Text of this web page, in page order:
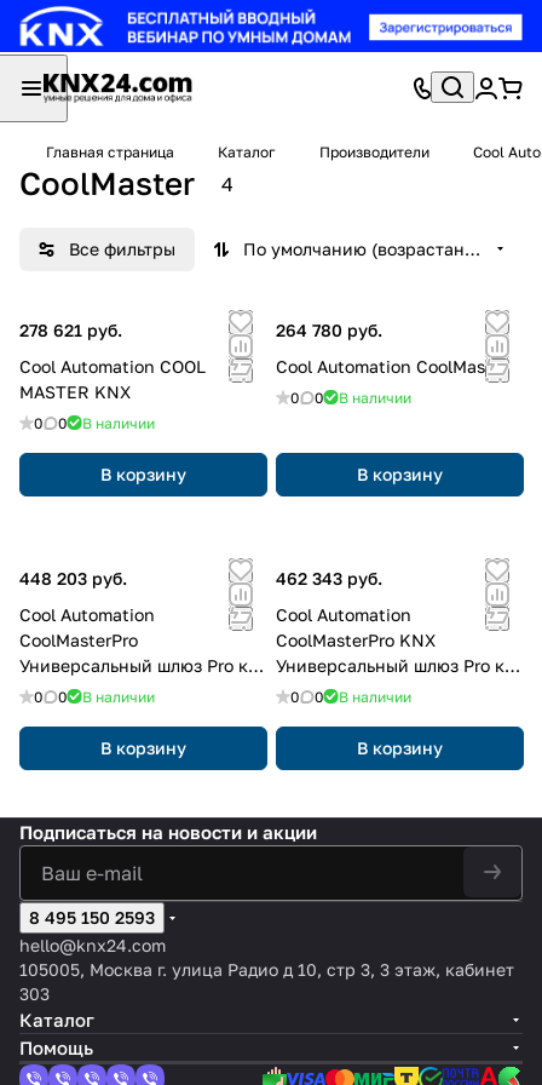
Главная страница Каталог Производители Cool
CoolMaster 4
Все фильтры По умолчанию (возрастание)
278 621 руб.
Cool Automation COOL
MASTER KNX
0 0 В наличии
В корзину
264 780 руб.
Cool Automation CoolMaster
0 0 В наличии
В корзину
448 203 руб.
Cool Automation
CoolMasterPro
Универсальный шлюз Pro к
системе
0 0 В наличии
В корзину
462 343 руб.
Cool Automation
CoolMasterPro KNX
Универсальный шлюз Pro к
системе
портом KNX
0 0 В наличии
В корзину
Подписаться на новости и акции
8 495 150 2593
hello@knx24.com
105005, Москва г. улица Радио д 10, стр 3, 3 этаж, кабинет
303
Каталог
Помощь